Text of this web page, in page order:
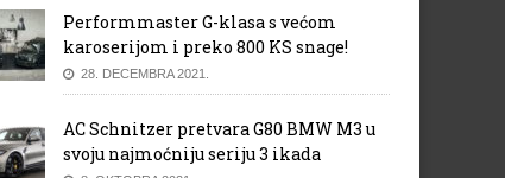
Performmaster G-klasa s većom
karoserijom i preko 800 KS snage!
28. DECEMBRA 2021.
AC Schnitzer pretvara G80 BMW M3 u
svoju najmoćniju seriju 3 ikada